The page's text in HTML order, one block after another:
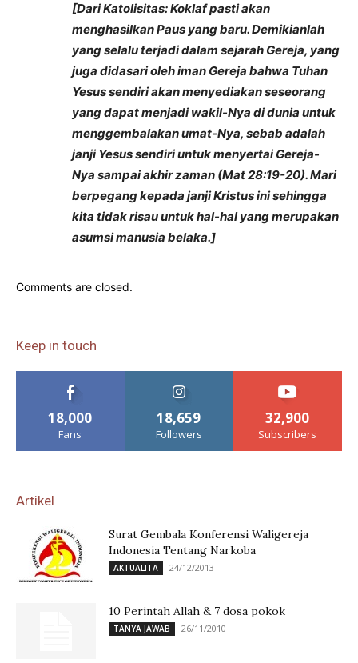
[Dari Katolisitas: Koklaf pasti akan
menghasilkan Paus yang baru. Demikianlah
yang selalu terjadi dalam sejarah Gereja, yang
juga didasari oleh iman Gereja bahwa Tuhan
Yesus sendiri akan menyediakan seseorang
yang dapat menjadi wakil-Nya di dunia untuk
menggembalakan umat-Nya, sebab adalah
janji Yesus sendiri untuk menyertai Gereja-
Nya sampai akhir zaman (Mat 28:19-20). Mari
berpegang kepada janji Kristus ini sehingga
kita tidak risau untuk hal-hal yang merupakan
asumsi manusia belaka.]
Comments are closed.
Keep in touch
18,000
Fans
18,659
Followers
32,900
Subscribers
Artikel
Surat Gembala Konferensi Waligereja
Indonesia Tentang Narkoba
AKTUALITA 24/12/2013
10 Perintah Allah & 7 dosa pokok
TANYA JAWAB 26/11/2010